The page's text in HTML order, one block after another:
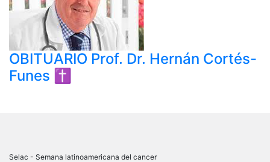
OBITUARIO Prof. Dr. Hernán Cortés-
Funes ✝
Selac - Semana latinoamericana del cancer